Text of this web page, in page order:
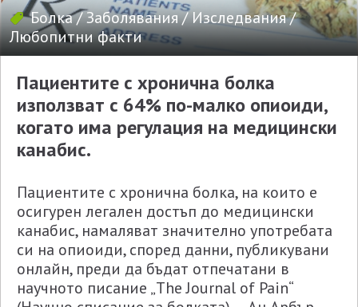
Болка/Заболявания/Изследвания/
Любопитни факти
Пациентите с хронична болка
използват с 64% по-малко опиоиди,
когато има регулация на медицински
канабис.
Пациентите с хронична болка, на които е
осигурен легален достъп до медицински
канабис, намаляват значително употребата
си на опиоиди, според данни, публикувани
онлайн, преди да бъдат отпечатани в
научното писание „The Journal of Pain“